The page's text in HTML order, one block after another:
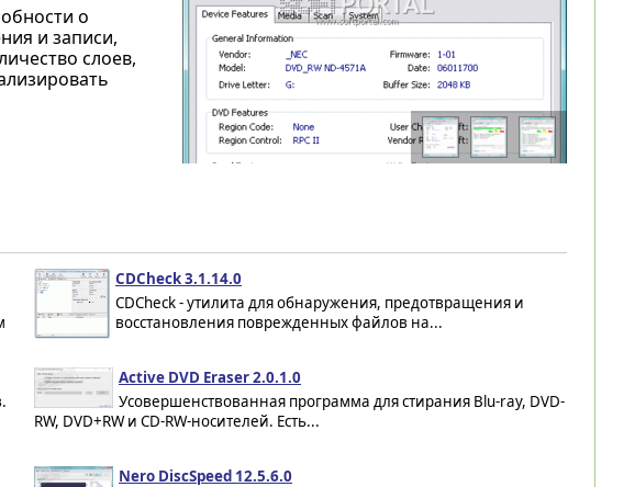
о
и записи,
слоев,
CDCheck 3.1.14.0
CDCheck - утилита для обнаружения, предотвращения и
восстановления поврежденных файлов на...
Active DVD Eraser 2.0.1.0
Усовершенствованная программа для стирания Blu-ray, DVD-
RW, DVD+RW и CD-RW-носителей. Есть...
Nero DiscSpeed 12.5.6.0